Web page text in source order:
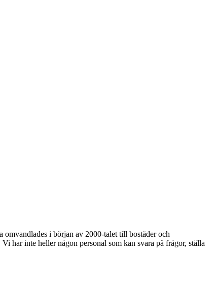
omvandlades i början av 2000-talet till bostäder och
har inte heller någon personal som kan svara på frågor, ställa